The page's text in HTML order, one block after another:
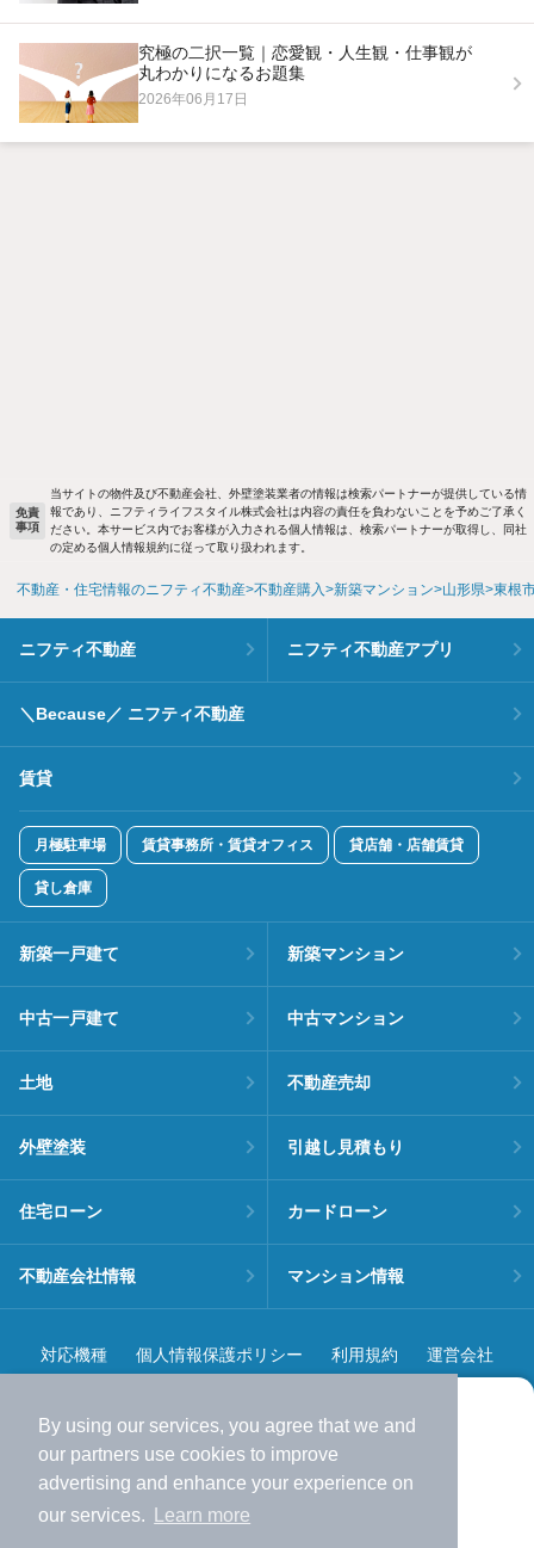
By using our services, you agree that we and
our partners use cookies to improve
advertising and enhance your experience on
our services.
Learn more
より使いやすくなった
アプリで物件探ししませんか？
サクサク動く地図で物件検索
究極の二択一覧｜恋愛観・人生観・仕事観が
丸わかりになるお題集
2026年06月17日
免責
事項
当サイトの物件及び不動産会社、外壁塗装業者の情報は検索パートナーが提供している情
報であり、ニフティライフスタイル株式会社は内容の責任を負わないことを予めご了承く
ださい。本サービス内でお客様が入力される個人情報は、検索パートナーが取得し、同社
の定める個人情報規約に従って取り扱われます。
不動産・住宅情報のニフティ不動産 不動産購入 新築マンション 山形県 東根
ニフティ不動産 ニフティ不動産アプリ
＼Because／ ニフティ不動産
賃貸
月極駐車場 賃貸事務所・賃貸オフィス 貸店舗・店舗賃貸
貸し倉庫
新築一戸建て 新築マンション
中古一戸建て 中古マンション
土地 不動産売却
外壁塗装 引越し見積もり
住宅ローン カードローン
不動産会社情報 マンション情報
対応機種 個人情報保護ポリシー 利用規約 運営会社